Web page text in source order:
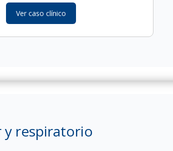
Ver caso clínico
y respiratorio